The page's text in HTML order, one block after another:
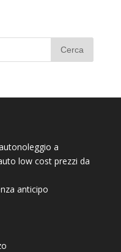
a
low cost prezzi da
anticipo